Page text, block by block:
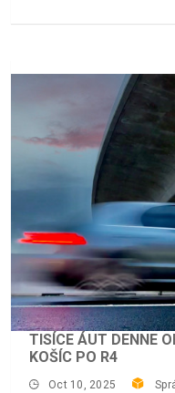
TISÍCE ÁUT DENNE
KOŠÍC PO R4
Oct 10, 2025